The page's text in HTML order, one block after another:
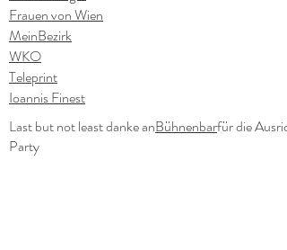
Frauen von Wien
MeinBezirk
WKO
Teleprint
Ioannis Finest
Last but not least danke anBühnenbarfür die
Party